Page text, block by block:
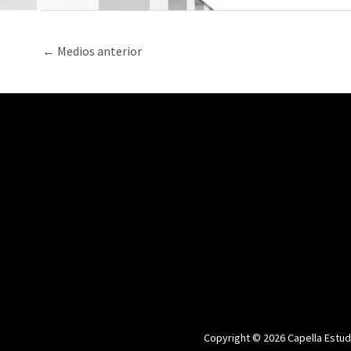
← Medios anterior
Copyright © 2026 Capella